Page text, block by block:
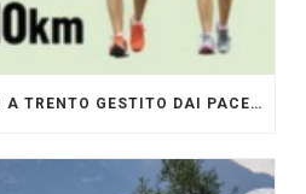
L’ADIGE RUN – EVENTO A TRENTO GESTITO DAI PACERS GLI ORIGINALI